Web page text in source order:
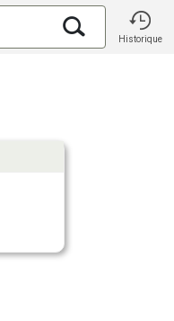
Historique